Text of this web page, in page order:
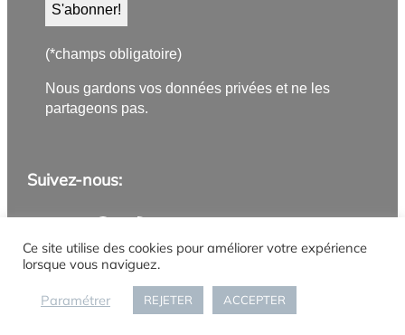
(*champs obligatoire)
Nous gardons vos données privées et ne les
partageons pas.
Suivez-nous:
Application PanneauPocket
Lettre d'information
Instagram
Facebook
YouTube
Flux RSS
Mentions légalesPolitique de confidentialité
Gestion des cookiesAccueil
Ce site utilise des cookies pour améliorer votre expérience
lorsque vous naviguez.
Paramétrer REJETER ACCEPTER